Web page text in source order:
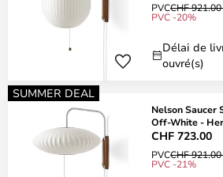
PVCCHF 921.00
PVC -20%
Délai de
ouvré(s)
SUMMER DEAL
Nelson Saucer
Off-White -
CHF 723.00
PVCCHF 921.00
PVC -21%